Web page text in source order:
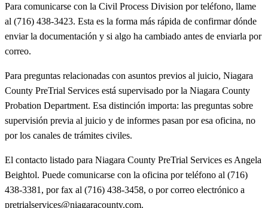
Para comunicarse con la Civil Process Division por teléfono, llame
al (716) 438-3423. Esta es la forma más rápida de confirmar dónde
enviar la documentación y si algo ha cambiado antes de enviarla por
correo.
Para preguntas relacionadas con asuntos previos al juicio, Niagara
County PreTrial Services está supervisado por la Niagara County
Probation Department. Esa distinción importa: las preguntas sobre
supervisión previa al juicio y de informes pasan por esa oficina, no
por los canales de trámites civiles.
El contacto listado para Niagara County PreTrial Services es Angela
Beightol. Puede comunicarse con la oficina por teléfono al (716)
438-3381, por fax al (716) 438-3458, o por correo electrónico a
pretrialservices@niagaracounty.com.